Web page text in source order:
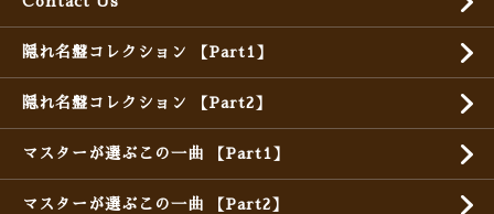
隠れ名盤コレクション 【Part1】
隠れ名盤コレクション 【Part2】
マスターが選ぶこの一曲 【Part1】
マスターが選ぶこの一曲 【Part2】